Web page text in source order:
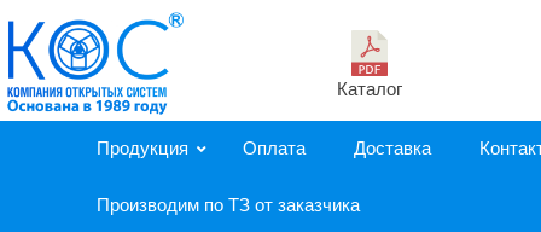
Каталог
Продукция Оплата Доставка
Производим по ТЗ от заказчика